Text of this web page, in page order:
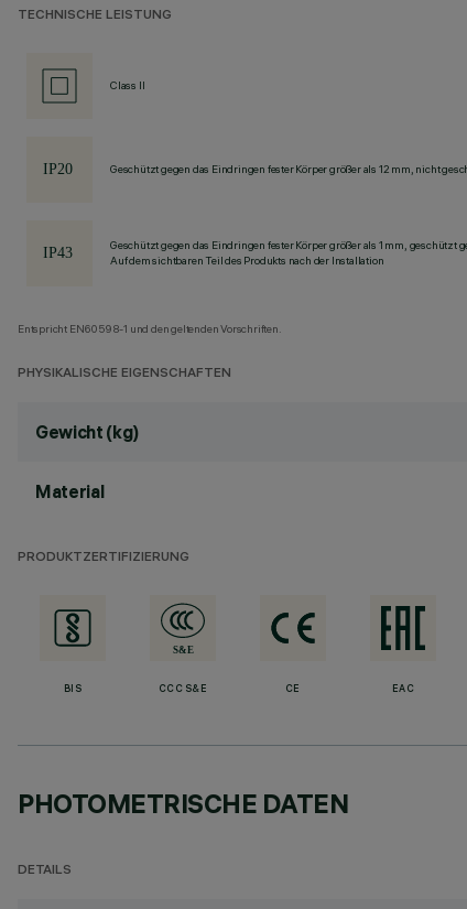
TECHNISCHE LEISTUNG
Class II
Geschützt gegen das Eindringen fester Körper größer als 12 mm, nicht
Geschützt gegen das Eindringen fester Körper größer als 1 mm, geschützt
Auf dem sichtbaren Teil des Produkts nach der Installation
Entspricht EN60598-1 und den geltenden Vorschriften.
PHYSIKALISCHE EIGENSCHAFTEN
Gewicht (kg)
Material
PRODUKTZERTIFIZIERUNG
BIS CCC S&E CE EAC
PHOTOMETRISCHE DATEN
DETAILS